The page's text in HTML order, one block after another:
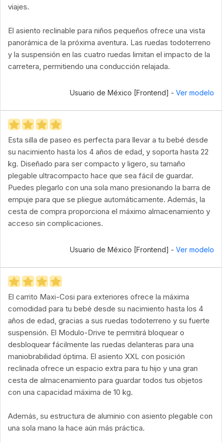
viajes.
El asiento reclinable para niños pequeños ofrece una vista
panorámica de la próxima aventura. Las ruedas todoterreno
y la suspensión en las cuatro ruedas limitan el impacto de la
carretera, permitiendo una conducción relajada.
Usuario de México [Frontend] - Ver modelo
Esta silla de paseo es perfecta para llevar a tu bebé desde
su nacimiento hasta los 4 años de edad, y soporta hasta 22
kg. Diseñado para ser compacto y ligero, su tamaño
plegable ultracompacto hace que sea fácil de guardar.
Puedes plegarlo con una sola mano presionando la barra de
empuje para que se pliegue automáticamente. Además, la
cesta de compra proporciona el máximo almacenamiento y
acceso sin complicaciones.
Usuario de México [Frontend] - Ver modelo
El carrito Maxi-Cosi para exteriores ofrece la máxima
comodidad para tu bebé desde su nacimiento hasta los 4
años de edad, gracias a sus ruedas todoterreno y su fuerte
suspensión. El Modulo-Drive te permitirá bloquear o
desbloquear fácilmente las ruedas delanteras para una
maniobrabilidad óptima. El asiento XXL con posición
reclinada ofrece un espacio extra para tu hijo y una gran
cesta de almacenamiento para guardar todos tus objetos
con una capacidad máxima de 10 kg.
Además, su estructura de aluminio con asiento plegable con
una sola mano la hace aún más práctica.